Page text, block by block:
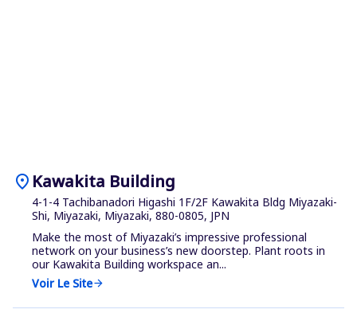
location_on Kawakita Building
4-1-4 Tachibanadori Higashi 1F/2F Kawakita Bldg Miyazaki-
Shi, Miyazaki, Miyazaki, 880-0805, JPN
Make the most of Miyazaki’s impressive professional
network on your business’s new doorstep. Plant roots in
our Kawakita Building workspace an...
Voir Le Sitearrow_forward